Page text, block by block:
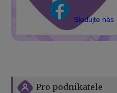
Sledujte nás
Pro podnikatele